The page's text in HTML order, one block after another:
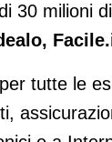
30 milioni
tutte le